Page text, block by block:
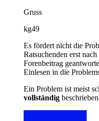
Gruss
kg49
Es fördert nicht die
Ratsuchenden erst
Forenbeitrag
Einlesen in die
Ein Problem ist meist
vollständig